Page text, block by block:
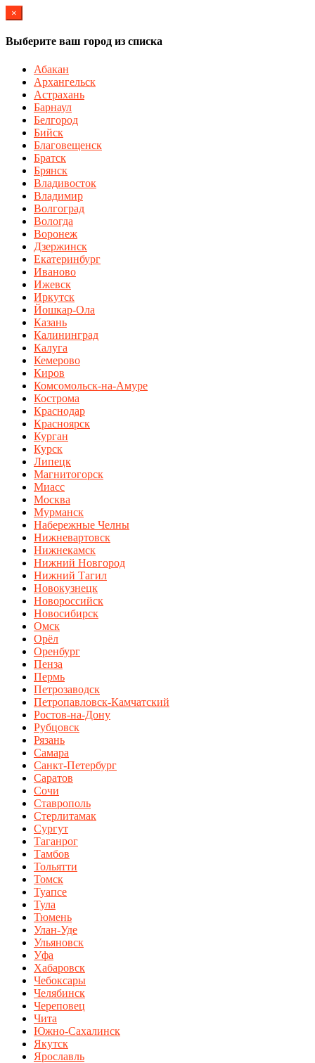
×
Выберите ваш город из списка
Абакан
Архангельск
Астрахань
Барнаул
Белгород
Бийск
Благовещенск
Братск
Брянск
Владивосток
Владимир
Волгоград
Вологда
Воронеж
Дзержинск
Екатеринбург
Иваново
Ижевск
Иркутск
Йошкар-Ола
Казань
Калининград
Калуга
Кемерово
Киров
Комсомольск-на-Амуре
Кострома
Краснодар
Красноярск
Курган
Курск
Липецк
Магнитогорск
Миасс
Москва
Мурманск
Набережные Челны
Нижневартовск
Нижнекамск
Нижний Новгород
Нижний Тагил
Новокузнецк
Новороссийск
Новосибирск
Омск
Орёл
Оренбург
Пенза
Пермь
Петрозаводск
Петропавловск-Камчатский
Ростов-на-Дону
Рубцовск
Рязань
Самара
Санкт-Петербург
Саратов
Сочи
Ставрополь
Стерлитамак
Сургут
Таганрог
Тамбов
Тольятти
Томск
Туапсе
Тула
Тюмень
Улан-Уде
Ульяновск
Уфа
Хабаровск
Чебоксары
Челябинск
Череповец
Чита
Южно-Сахалинск
Якутск
Ярославль